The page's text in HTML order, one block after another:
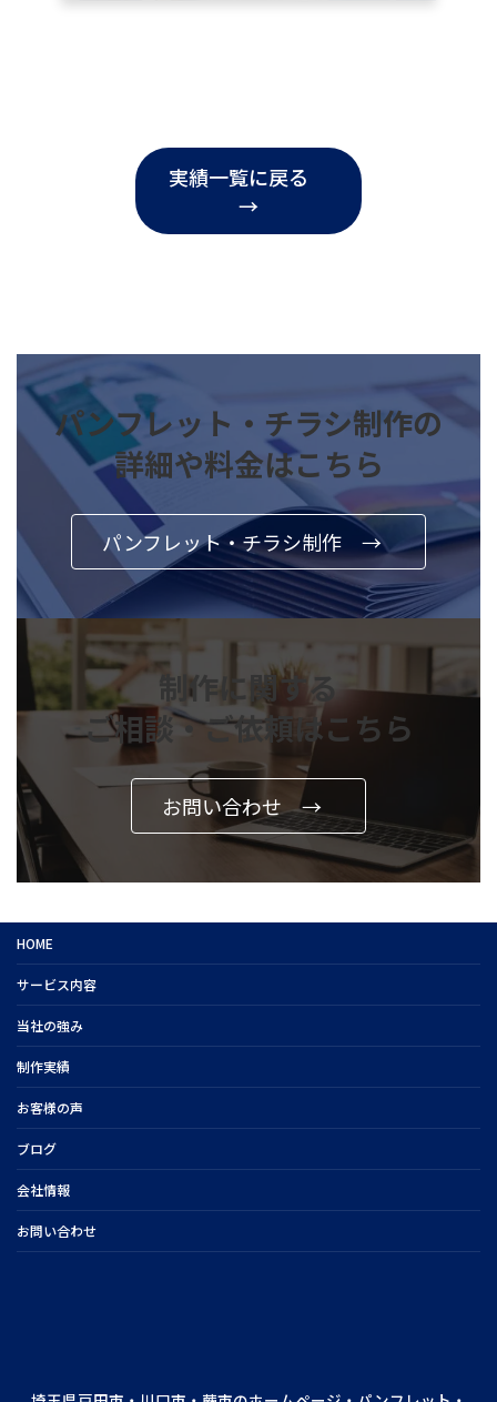
実績一覧に戻る
→
パンフレット・チラシ制作の
詳細や料金はこちら
パンフレット・チラシ制作→
制作に関する
ご相談・ご依頼はこちら
お問い合わせ→
HOME
サービス内容
当社の強み
制作実績
お客様の声
ブログ
会社情報
お問い合わせ